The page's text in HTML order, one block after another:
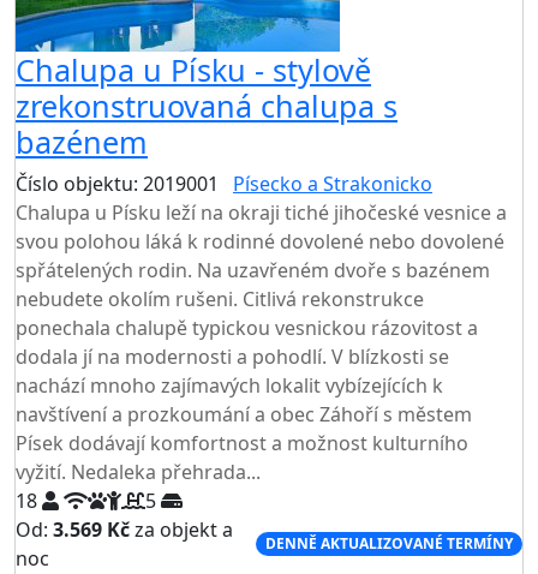
Chalupa u Písku - stylově
zrekonstruovaná chalupa s
bazénem
Číslo objektu: 2019001
Písecko a Strakonicko
Chalupa u Písku leží na okraji tiché jihočeské vesnice a
svou polohou láká k rodinné dovolené nebo dovolené
spřátelených rodin. Na uzavřeném dvoře s bazénem
nebudete okolím rušeni. Citlivá rekonstrukce
ponechala chalupě typickou vesnickou rázovitost a
dodala jí na modernosti a pohodlí. V blízkosti se
nachází mnoho zajímavých lokalit vybízejících k
navštívení a prozkoumání a obec Záhoří s městem
Písek dodávají komfortnost a možnost kulturního
vyžití. Nedaleka přehrada...
18
5
Od: 3.569 Kčza objekt a
noc
DENNĚ AKTUALIZOVANÉ TERMÍNY